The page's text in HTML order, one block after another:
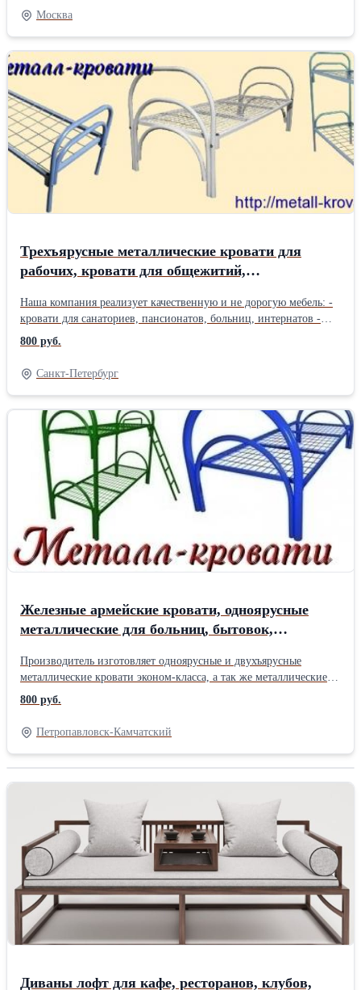
гостиниц, - для рабочих, строителей, ремонтных бригад
(вагончиков, бытовок, времянок) - для военных казарм
(армейские кровати) Разумный и гибкий подход в
ценообразовании и сокращении издержек позволяет предложить
вам всю линейку нашей продукции: - кровати одноярусные,
сетка (сварная, прокатная пружина) - кровати двухъярусные,
сетка (сварная, прокатная пружина) - кровати одноярусные и
двухъярусные с деревянными спинками - шкафы металлические
и шкафы из ЛДСП - тумбы прикроватные, табуреты, стулья,
столы обеденные - школьная мебель (парты, стулья, доски).
Компания Металл-кровати предлагает вам качественную и
практичную мебели по низким ценам. Работаем с доставкой по
всей России, Белоруссии, Казахстан. Крупный и мелкий опт (от
10 шт) +7 926 786 44 45 Людмила +7 926 875 47 01
Москва
Трехъярусные металлические кровати для
рабочих, кровати для общежитий,
вагончиков. Цены от пр
Наша компания реализует качественную и не дорогую мебель: -
кровати для санаториев, пансионатов, больниц, интернатов -
кровати для бюджетных гостиниц, общежитий (студентов), -
кровати для рабочих, строителей, ремонтных бригад - кровати
для военных казарм (армейские кровати) В нашем ассортименте
так же имеются: тумбы прикроватные, шкафы металлические и
из ЛДСП, табуреты, стулья, столы обеденные, школьная мебель.
Мы не только продаем кровати дешево, но и предоставляем
возможность приобрести кровати оптом. В нашей компании
предусмотрены всевозможные скидки и гибкая система оплаты
для постоянных клиентов. Работаем с доставкой по всей России,
Белоруссии, Казахстан. +7 926 786 44 45 Людмила +7 926 875 47
800 руб.
Санкт-Петербург
Железные армейские кровати, одноярусные
металлические для больниц, бытовок,
производителя.Опт
Производитель изготовляет одноярусные и двухъярусные
металлические кровати эконом-класса, а так же металлические
кровати с деревянными спинками. Такие кровати используют в
различных общественных организациях: - кровати для больниц,
санаториев, профилакториев, пансионатов, турбаз; - кровати для
интернатов, детских лагерей, учебных заведений, общежитий
(студентов); - кровати для рабочих, строителей, ремонтных
лесенкой; - не подвержены влиянию пониженной или
повышенной температуре; - экологически чистые для здоровья; -
удобны в транспортировке. Изготовим металлические кровати
быстро, в сжатые сроки. Крупный и мелкий опт. Работаем с
доставкой по всей России, Белоруссии, Казахстан
800 руб.
Петропавловск-Камчатский
Диваны лофт для кафе, ресторанов, клубов,